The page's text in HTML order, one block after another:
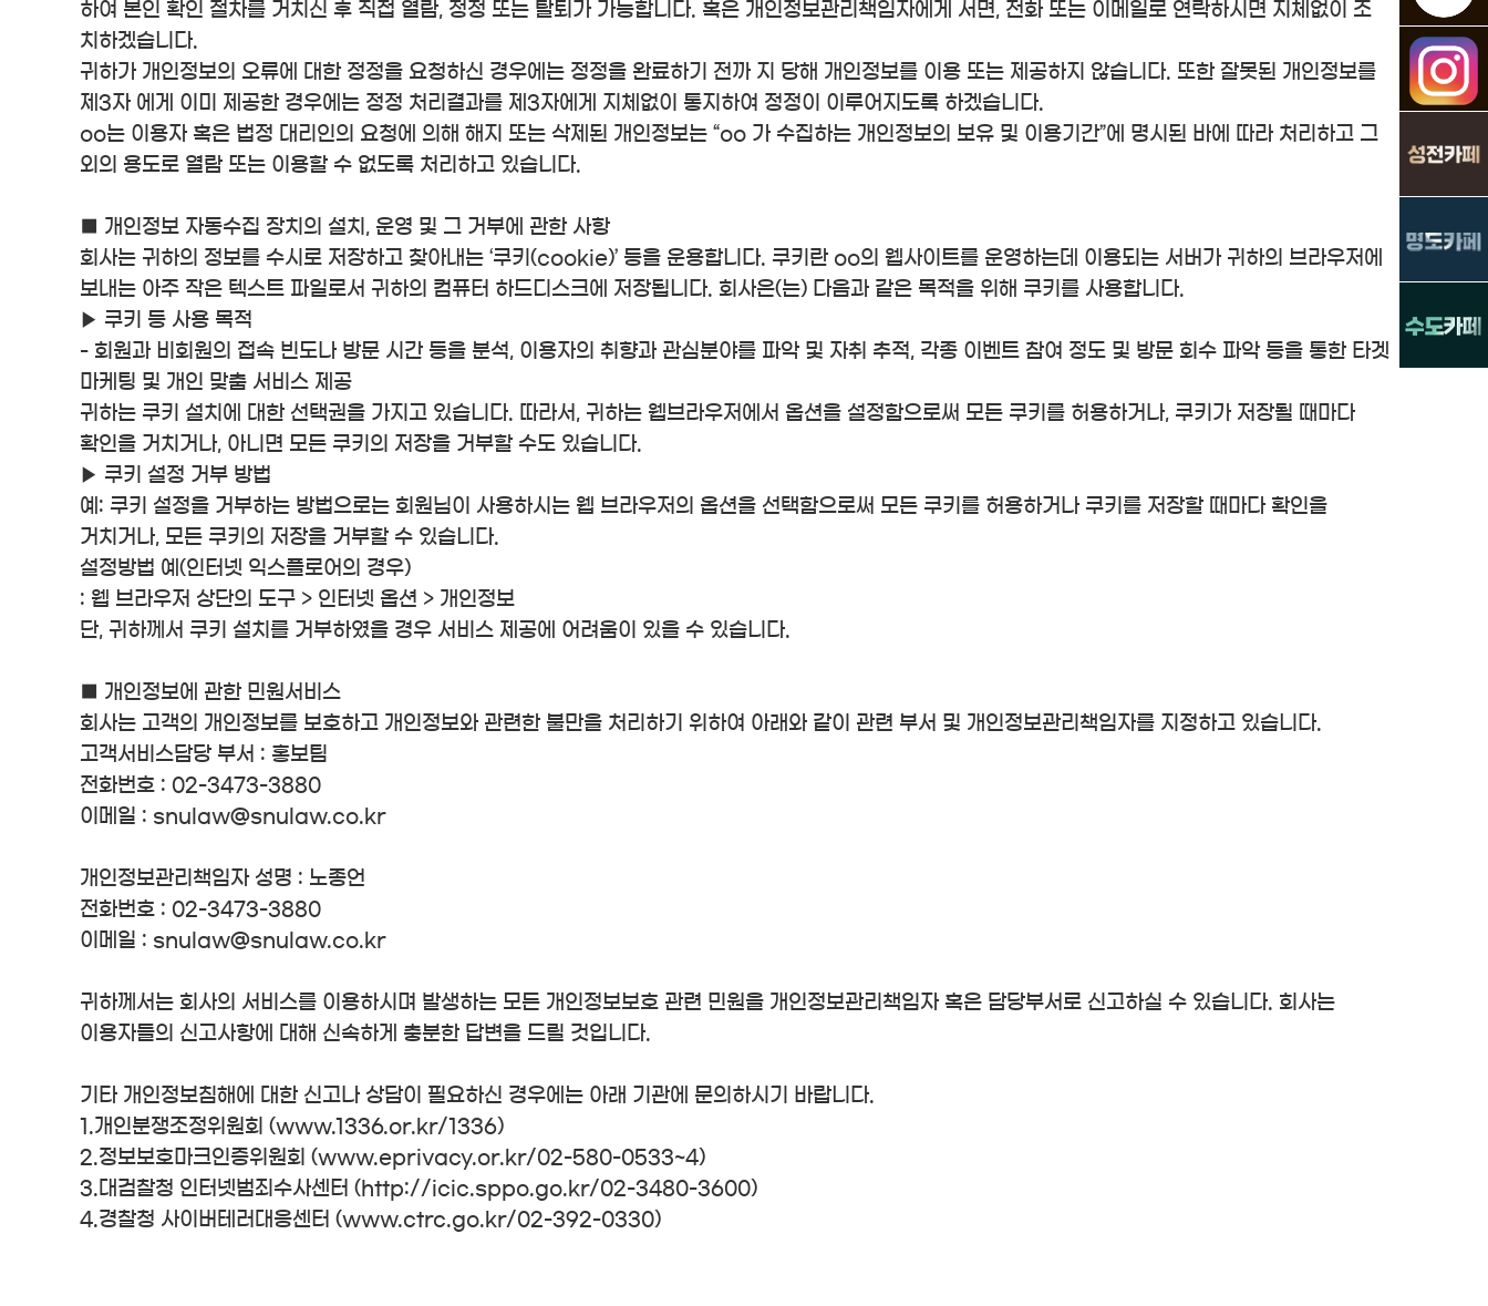
하여 본인 확인 절차를 거치신 후 직접 열람, 정정 또는 탈퇴가 가능합니다. 혹은 개인정보관리책임자에게 서면, 전화 또는 이메일로 연락하시면 지체없이 조
치하겠습니다.
귀하가 개인정보의 오류에 대한 정정을 요청하신 경우에는 정정을 완료하기 전까 지 당해 개인정보를 이용 또는 제공하지 않습니다. 또한 잘못된 개인정보를
제3자 에게 이미 제공한 경우에는 정정 처리결과를 제3자에게 지체없이 통지하여 정정이 이루어지도록 하겠습니다.
oo는 이용자 혹은 법정 대리인의 요청에 의해 해지 또는 삭제된 개인정보는 “oo 가 수집하는 개인정보의 보유 및 이용기간”에 명시된 바에 따라 처리하고 그
외의 용도로 열람 또는 이용할 수 없도록 처리하고 있습니다.
■ 개인정보 자동수집 장치의 설치, 운영 및 그 거부에 관한 사항
회사는 귀하의 정보를 수시로 저장하고 찾아내는 ‘쿠키(cookie)’ 등을 운용합니다. 쿠키란 oo의 웹사이트를 운영하는데 이용되는 서버가 귀하의 브라우저에
보내는 아주 작은 텍스트 파일로서 귀하의 컴퓨터 하드디스크에 저장됩니다. 회사은(는) 다음과 같은 목적을 위해 쿠키를 사용합니다.
▶ 쿠키 등 사용 목적
- 회원과 비회원의 접속 빈도나 방문 시간 등을 분석, 이용자의 취향과 관심분야를 파악 및 자취 추적, 각종 이벤트 참여 정도 및 방문 회수 파악 등을 통한 타겟
마케팅 및 개인 맞춤 서비스 제공
귀하는 쿠키 설치에 대한 선택권을 가지고 있습니다. 따라서, 귀하는 웹브라우저에서 옵션을 설정함으로써 모든 쿠키를 허용하거나, 쿠키가 저장될 때마다
확인을 거치거나, 아니면 모든 쿠키의 저장을 거부할 수도 있습니다.
▶ 쿠키 설정 거부 방법
예: 쿠키 설정을 거부하는 방법으로는 회원님이 사용하시는 웹 브라우저의 옵션을 선택함으로써 모든 쿠키를 허용하거나 쿠키를 저장할 때마다 확인을
거치거나, 모든 쿠키의 저장을 거부할 수 있습니다.
설정방법 예(인터넷 익스플로어의 경우)
: 웹 브라우저 상단의 도구 > 인터넷 옵션 > 개인정보
단, 귀하께서 쿠키 설치를 거부하였을 경우 서비스 제공에 어려움이 있을 수 있습니다.
■ 개인정보에 관한 민원서비스
회사는 고객의 개인정보를 보호하고 개인정보와 관련한 불만을 처리하기 위하여 아래와 같이 관련 부서 및 개인정보관리책임자를 지정하고 있습니다.
고객서비스담당 부서 : 홍보팀
전화번호 : 02-3473-3880
이메일 : snulaw@snulaw.co.kr
개인정보관리책임자 성명 : 노종언
전화번호 : 02-3473-3880
이메일 : snulaw@snulaw.co.kr
귀하께서는 회사의 서비스를 이용하시며 발생하는 모든 개인정보보호 관련 민원을 개인정보관리책임자 혹은 담당부서로 신고하실 수 있습니다. 회사는
이용자들의 신고사항에 대해 신속하게 충분한 답변을 드릴 것입니다.
기타 개인정보침해에 대한 신고나 상담이 필요하신 경우에는 아래 기관에 문의하시기 바랍니다.
1.개인분쟁조정위원회 (www.1336.or.kr/1336)
2.정보보호마크인증위원회 (www.eprivacy.or.kr/02-580-0533~4)
3.대검찰청 인터넷범죄수사센터 (http://icic.sppo.go.kr/02-3480-3600)
4.경찰청 사이버테러대응센터 (www.ctrc.go.kr/02-392-0330)​